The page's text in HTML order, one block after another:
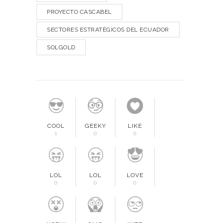
PROYECTO CASCABEL
SECTORES ESTRATÉGICOS DEL ECUADOR
SOLGOLD
COOL
1
GEEKY
0
LIKE
0
LOL
0
LOL
0
LOVE
0